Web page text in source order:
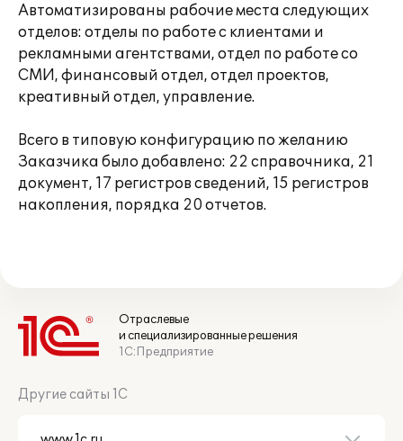
Автоматизированы рабочие места следующих
отделов: отделы по работе с клиентами и
рекламными агентствами, отдел по работе со
СМИ, финансовый отдел, отдел проектов,
креативный отдел, управление.
Всего в типовую конфигурацию по желанию
Заказчика было добавлено: 22 справочника, 21
документ, 17 регистров сведений, 15 регистров
накопления, порядка 20 отчетов.
Отраслевые
и специализированные решения
1С:Предприятие
Другие сайты 1С